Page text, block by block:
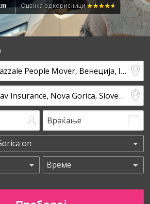
Оценка од корисници
Враќање